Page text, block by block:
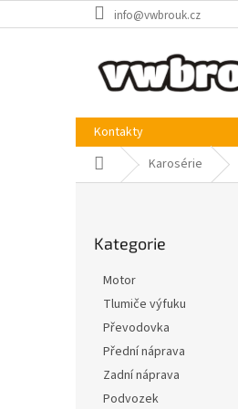
na
info@vwbrouk.cz
Kontakty
Domů Karosérie
kategorie
Kategorie
Motor
Tlumiče výfuku
Převodovka
Přední náprava
Zadní náprava
Podvozek